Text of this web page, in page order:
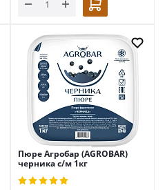
Пюре Агробар (AGROBAR)
черника с/м 1кг